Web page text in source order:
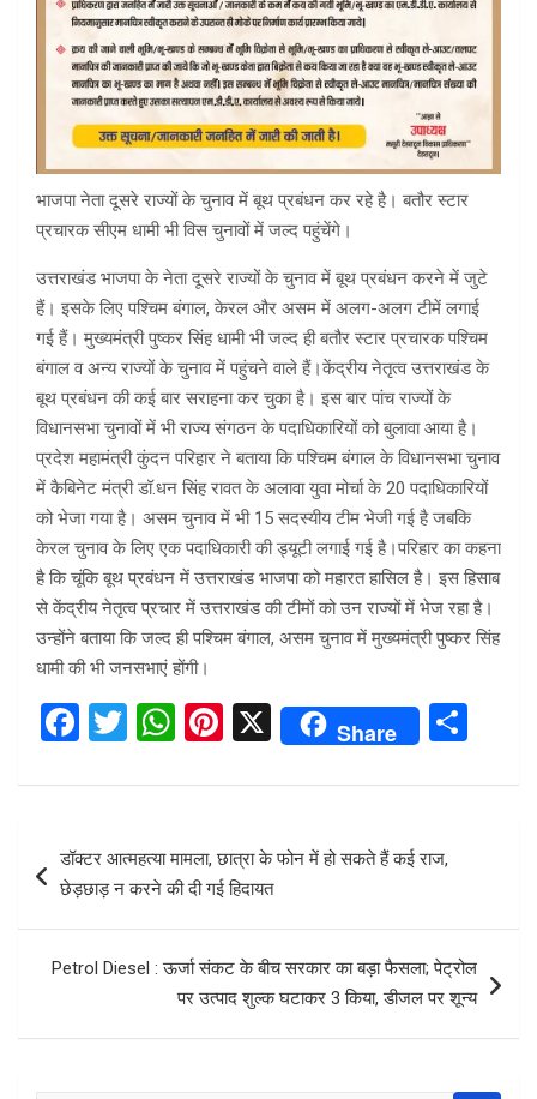
भाजपा नेता दूसरे राज्यों के चुनाव में बूथ प्रबंधन कर रहे है। बतौर स्टार
प्रचारक सीएम धामी भी विस चुनावों में जल्द पहुंचेंगे।
उत्तराखंड भाजपा के नेता दूसरे राज्यों के चुनाव में बूथ प्रबंधन करने में जुटे
हैं। इसके लिए पश्चिम बंगाल, केरल और असम में अलग-अलग टीमें लगाई
गई हैं। मुख्यमंत्री पुष्कर सिंह धामी भी जल्द ही बतौर स्टार प्रचारक पश्चिम
बंगाल व अन्य राज्यों के चुनाव में पहुंचने वाले हैं।केंद्रीय नेतृत्व उत्तराखंड के
बूथ प्रबंधन की कई बार सराहना कर चुका है। इस बार पांच राज्यों के
विधानसभा चुनावों में भी राज्य संगठन के पदाधिकारियों को बुलावा आया है।
प्रदेश महामंत्री कुंदन परिहार ने बताया कि पश्चिम बंगाल के विधानसभा चुनाव
में कैबिनेट मंत्री डॉ.धन सिंह रावत के अलावा युवा मोर्चा के 20 पदाधिकारियों
को भेजा गया है। असम चुनाव में भी 15 सदस्यीय टीम भेजी गई है जबकि
केरल चुनाव के लिए एक पदाधिकारी की ड्यूटी लगाई गई है।परिहार का कहना
है कि चूंकि बूथ प्रबंधन में उत्तराखंड भाजपा को महारत हासिल है। इस हिसाब
से केंद्रीय नेतृत्व प्रचार में उत्तराखंड की टीमों को उन राज्यों में भेज रहा है।
उन्होंने बताया कि जल्द ही पश्चिम बंगाल, असम चुनाव में मुख्यमंत्री पुष्कर सिंह
धामी की भी जनसभाएं होंगी।
F
ce
o
k
T
tt
W
at
A
p
Pi
er
es
t
X Share
ar
navigation
डॉक्टर आत्महत्या मामला, छात्रा के फोन में हो सकते हैं कई राज,
छेड़छाड़ न करने की दी गई हिदायत
Petrol Diesel : ऊर्जा संकट के बीच सरकार का बड़ा फैसला; पेट्रोल
पर उत्पाद शुल्क घटाकर 3 किया, डीजल पर शून्य